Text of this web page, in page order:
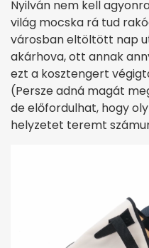
Nyilván nem kell
világ mocska rá tud
városban eltöltött nap
akárhova, ott annak
ezt a kosztengert
(Persze adná magát
de előfordulhat, hogy
helyzetet teremt